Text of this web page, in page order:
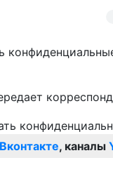
Вконтакте, каналы